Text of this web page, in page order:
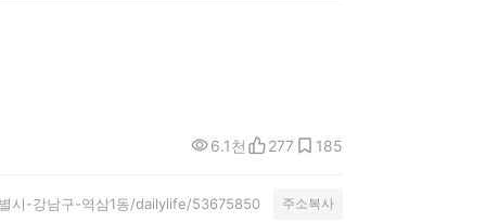
6.1천 277 185
시-강남구-역삼1동/dailylife/53675850 주소복사